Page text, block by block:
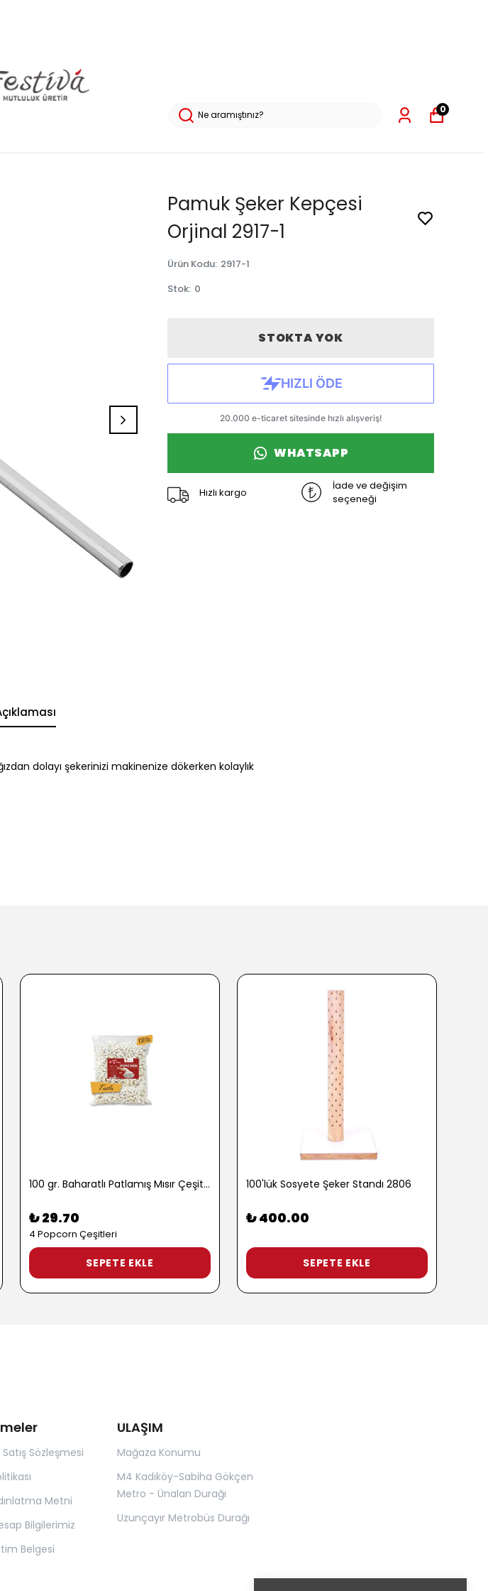
0
Pamuk Şeker Kepçesi
Orjinal 2917-1
Ürün Kodu: 2917-1
Stok: 0
STOKTA YOK
WHATSAPP
Hızlı kargo
İade ve değişim
seçeneği
dolayı şekerinizi makinenize dökerken kolaylık
100 gr. Baharatlı Patlamış Mısır Çeşitleri - 2762-3
₺ 29.70
4 Popcorn Çeşitleri
SEPETE EKLE
100'lük Sosyete Şeker Standı 2806
₺ 400.00
SEPETE EKLE
Sözleşmesi
Metni
Bilgilerimiz
Belgesi
ULAŞIM
Mağaza Konumu
M4 Kadıköy-Sabiha Gökçen
Metro - Ünalan Durağı
Uzunçayır Metrobüs Durağı